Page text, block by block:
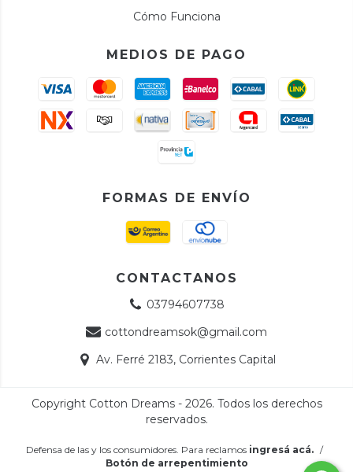
Cómo Funciona
MEDIOS DE PAGO
FORMAS DE ENVÍO
CONTACTANOS
03794607738
cottondreamsok@gmail.com
Av. Ferré 2183, Corrientes Capital
Copyright Cotton Dreams - 2026. Todos los derechos
reservados.
Defensa de las y los consumidores. Para reclamos ingresá acá. /
Botón de arrepentimiento